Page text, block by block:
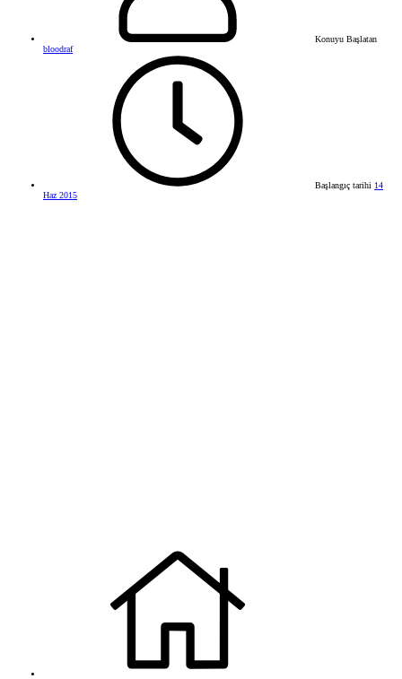
Konuyu Başlatan
bloodraf
Başlangıç tarihi 14
Haz 2015